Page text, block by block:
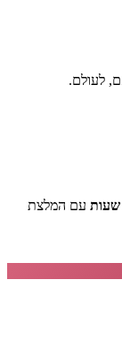
לעולם.
עם המלצת